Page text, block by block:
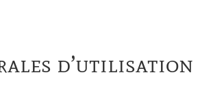
d’utilisation